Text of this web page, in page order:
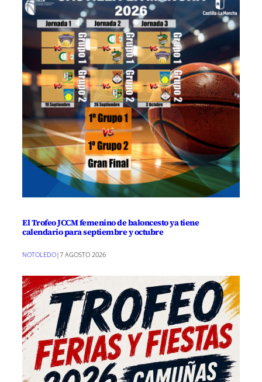
El Trofeo JCCM femenino de baloncesto ya tiene
calendario para septiembre y octubre
NOTOLEDO|7 AGOSTO 2026